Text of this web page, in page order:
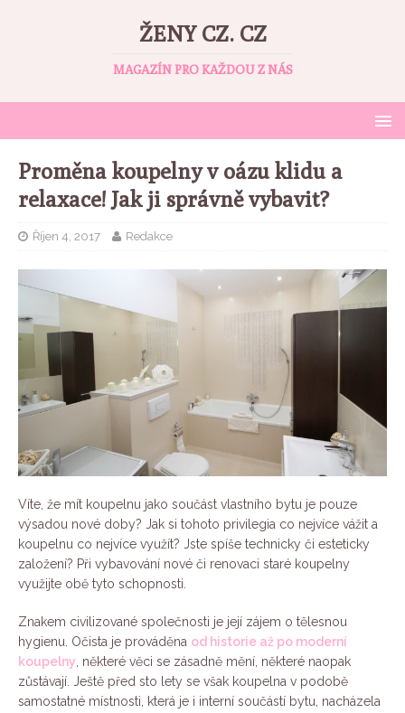
ŽENY CZ. CZ
MAGAZÍN PRO KAŽDOU Z NÁS
Proměna koupelny v oázu klidu a
relaxace! Jak ji správně vybavit?
Říjen 4, 2017 Redakce
Víte, že mít koupelnu jako součást vlastního bytu je pouze
výsadou nové doby? Jak si tohoto privilegia co nejvíce vážit a
koupelnu co nejvíce využít? Jste spíše technicky či esteticky
založení? Při vybavování nové či renovaci staré koupelny
využijte obě tyto schopnosti.
Znakem civilizované společnosti je její zájem o tělesnou
hygienu. Očista je prováděna od historie až po moderní
koupelny, některé věci se zásadně mění, některé naopak
zůstávají. Ještě před sto lety se však koupelna v podobě
samostatné místnosti, která je i interní součástí bytu, nacházela